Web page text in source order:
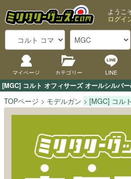
[MGC] コルト オフィサーズ オールシルバ
ようこ
ログイ
マイページ カテゴリー LINE
TOPページ モデルガン [MGC] コル